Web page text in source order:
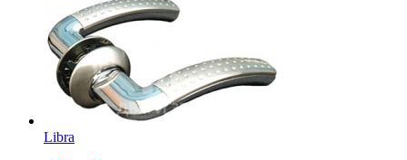
Libra